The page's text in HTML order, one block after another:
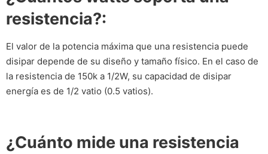
resistencia?:
El valor de la potencia máxima que una resistencia puede
disipar depende de su diseño y tamaño físico. En el caso de
la resistencia de 150k a 1/2W, su capacidad de disipar
energía es de 1/2 vatio (0.5 vatios).
¿Cuánto mide una resistencia